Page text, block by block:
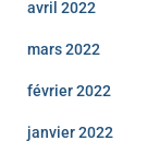
avril 2022
mars 2022
février 2022
janvier 2022